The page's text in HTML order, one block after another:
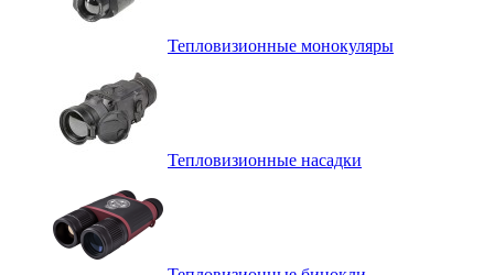
Тепловизионные монокуляры
Тепловизионные насадки